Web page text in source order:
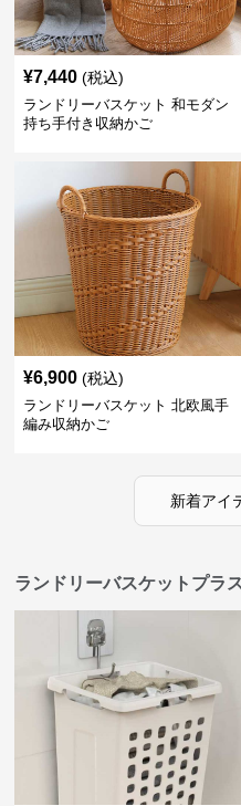
¥7,440 (税込)
ランドリーバスケット 和モダン
持ち手付き収納かご
¥6,900 (税込)
ランドリーバスケット 北欧風手
編み収納かご
新着アイ
ランドリーバスケットプラ